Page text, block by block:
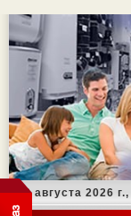
08 августа 2026